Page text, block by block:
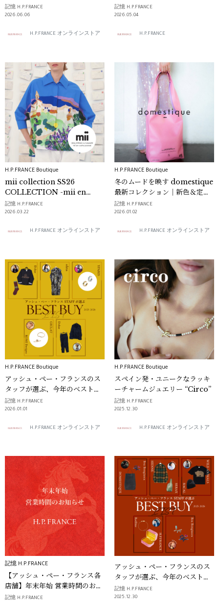
記憶 H.P.FRANCE
2026.06.06
H.P.FRANCE オンラインストア
リア）のジュエリー
記憶 H.P.FRANCE
2026.05.04
H.P.FRANCE
H.P.FRANCE Boutique
mii collection SS26
COLLECTION -mii en
carte postale-
記憶 H.P.FRANCE
2026.03.22
H.P.FRANCE オンラインストア
H.P.FRANCE Boutique
冬のムードを映す domestique
最新コレクション｜新色＆定番
バッグ到着
記憶 H.P.FRANCE
2026.01.02
H.P.FRANCE オンラインストア
H.P.FRANCE Boutique
アッシュ・ペー・フランスのス
タッフが選ぶ、今年のベストバ
イリスト vol.4
記憶 H.P.FRANCE
2026.01.01
H.P.FRANCE オンラインストア
H.P.FRANCE Boutique
スペイン発・ユニークなラッキ
ーチャームジュエリー “Circo”
記憶 H.P.FRANCE
2025.12.30
H.P.FRANCE オンラインストア
記憶 H.P.FRANCE
【アッシュ・ペー・フランス各
店舗】年末年始 営業時間のお知
らせ
記憶 H.P.FRANCE
アッシュ・ペー・フランスのス
タッフが選ぶ、今年のベストバ
イリスト vol.3
記憶 H.P.FRANCE
2025.12.30